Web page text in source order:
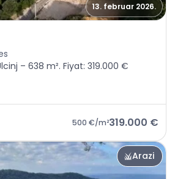
13. februar 2026.
Utjeha
– 638 m². Fiyat: 319.000 €
500 €/m²319.000 €
Arazi